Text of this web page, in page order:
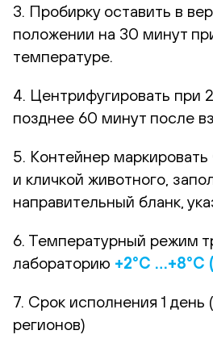
3. Пробирку оставить в
положении на 30 минут
температуре.
4. Центрифугировать при
позднее 60 минут после
5. Контейнер
и кличкой животного,
направительный бланк,
6. Температурный режим
лабораторию +2°С …+8°С
7. Срок исполнения 1 день
регионов)